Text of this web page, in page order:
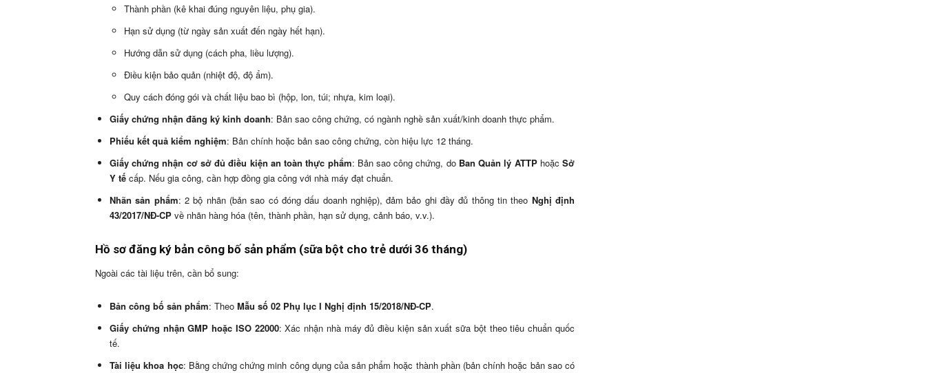
Thành phần (kê khai đúng nguyên liệu, phụ gia).
Hạn sử dụng (từ ngày sản xuất đến ngày hết hạn).
Hướng dẫn sử dụng (cách pha, liều lượng).
Điều kiện bảo quản (nhiệt độ, độ ẩm).
Quy cách đóng gói và chất liệu bao bì (hộp, lon, túi; nhựa, kim loại).
Giấy chứng nhận đăng ký kinh doanh: Bản sao công chứng, có ngành nghề sản xuất/kinh doanh thực phẩm.
Phiếu kết quả kiểm nghiệm: Bản chính hoặc bản sao công chứng, còn hiệu lực 12 tháng.
Giấy chứng nhận cơ sở đủ điều kiện an toàn thực phẩm: Bản sao công chứng, do Ban Quản lý ATTPhoặcSở
Y tế cấp. Nếu gia công, cần hợp đồng gia công với nhà máy đạt chuẩn.
Nhãn sản phẩm: 2 bộ nhãn (bản sao có đóng dấu doanh nghiệp), đảm bảo ghi đầy đủ thông tin theo Nghị định
43/2017/NĐ-CP về nhãn hàng hóa (tên, thành phần, hạn sử dụng, cảnh báo, v.v.).
Hồ sơ đăng ký bản công bố sản phẩm (sữa bột cho trẻ dưới 36 tháng)
Ngoài các tài liệu trên, cần bổ sung:
Bản công bố sản phẩm: Theo Mẫu số 02 Phụ lục I Nghị định 15/2018/NĐ-CP.
Giấy chứng nhận GMP hoặc ISO 22000: Xác nhận nhà máy đủ điều kiện sản xuất sữa bột theo tiêu chuẩn quốc
tế.
Tài liệu khoa học: Bằng chứng chứng minh công dụng của sản phẩm hoặc thành phần (bản chính hoặc bản sao có